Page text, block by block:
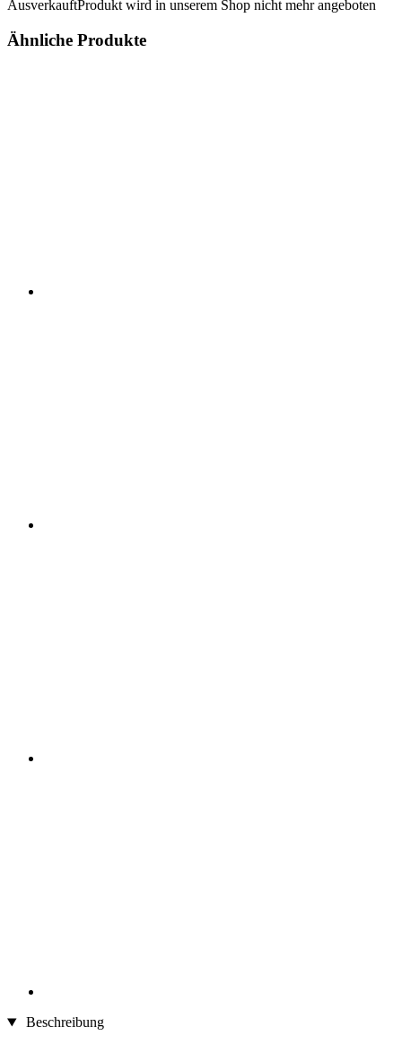
AusverkauftProdukt wird in unserem Shop nicht mehr angeboten
Ähnliche Produkte
Beschreibung